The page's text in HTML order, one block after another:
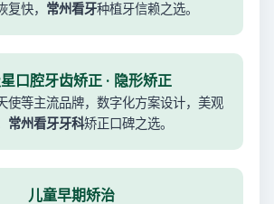
复快， 常州看牙种植牙信赖之选。
口腔牙齿矫正 · 隐形矫正
使等主流品牌，数字化方案设计，美观
常州看牙牙科矫正口碑之选。
儿童早期矫治